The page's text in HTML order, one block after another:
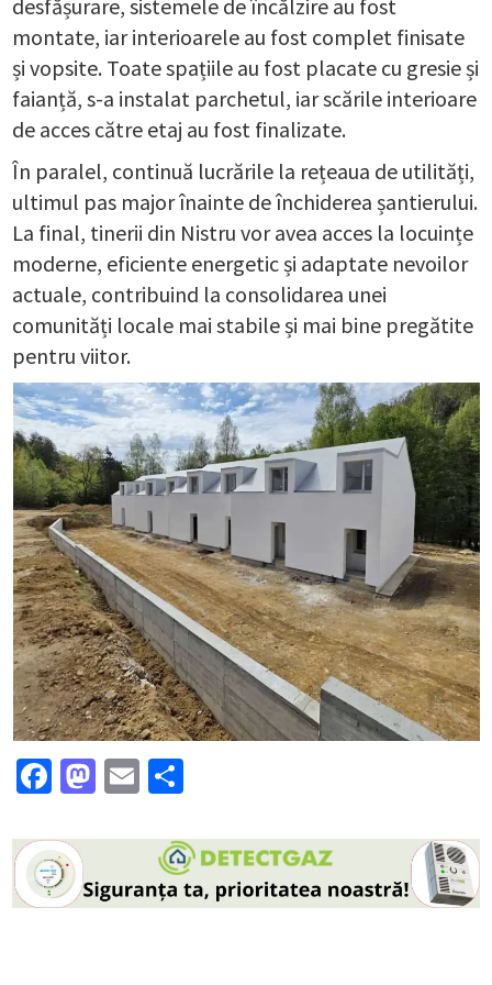
desfășurare, sistemele de încălzire au fost
montate, iar interioarele au fost complet finisate
și vopsite. Toate spațiile au fost placate cu gresie și
faianță, s-a instalat parchetul, iar scările interioare
de acces către etaj au fost finalizate.
În paralel, continuă lucrările la rețeaua de utilități,
ultimul pas major înainte de închiderea șantierului.
La final, tinerii din Nistru vor avea acces la locuințe
moderne, eficiente energetic și adaptate nevoilor
actuale, contribuind la consolidarea unei
comunități locale mai stabile și mai bine pregătite
pentru viitor.
Facebook
Mastodon
Email